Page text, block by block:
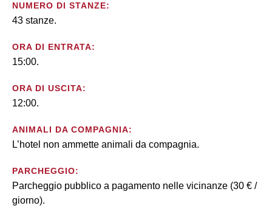
NUMERO DI STANZE:
43 stanze.
ORA DI ENTRATA:
15:00.
ORA DI USCITA:
12:00.
ANIMALI DA COMPAGNIA:
L’hotel non ammette animali da compagnia.
PARCHEGGIO:
Parcheggio pubblico a pagamento nelle vicinanze (30 € /
giorno).